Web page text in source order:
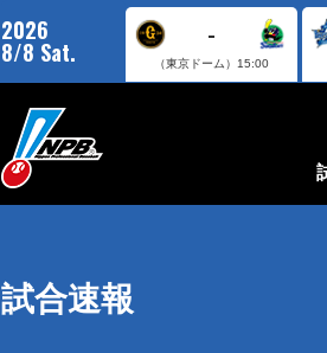
2026
8/8 Sat.
-
（東京ドーム） 15:00
試合速報